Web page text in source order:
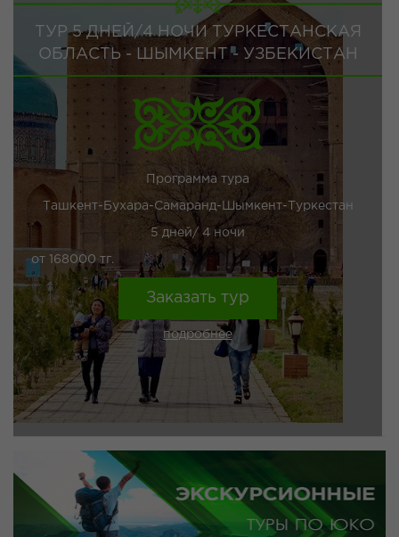
ТУР 5 ДНЕЙ/4 НОЧИ ТУРКЕСТАНСКАЯ
ОБЛАСТЬ - ШЫМКЕНТ - УЗБЕКИСТАН
Программа тура
Ташкент-Бухара-Самаранд-Шымкент-Туркестан
5 дней/ 4 ночи
от 168000 тг.
Заказать тур
подробнее